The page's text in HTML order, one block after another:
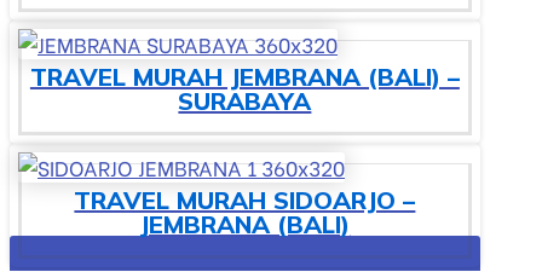
TRAVEL MURAH JEMBRANA (BALI) –
SURABAYA
TRAVEL MURAH SIDOARJO –
JEMBRANA (BALI)